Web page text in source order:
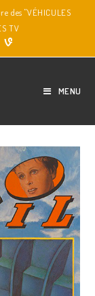
des "VÉHICULES
TV
MENU